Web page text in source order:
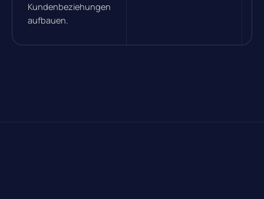
Kundenbeziehungen
aufbauen.